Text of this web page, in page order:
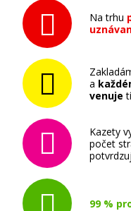
Na trhu
a
venuje
Kazety
počet
99 %